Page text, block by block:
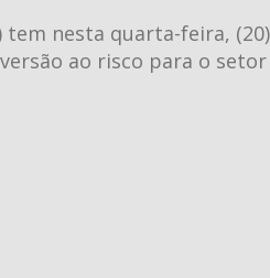
nesta quarta-feira,
ao risco para o